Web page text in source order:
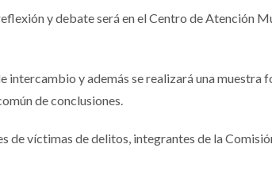
y debate será en el Centro de Atención
intercambio y además se realizará una
de conclusiones.
de víctimas de delitos, integrantes de la